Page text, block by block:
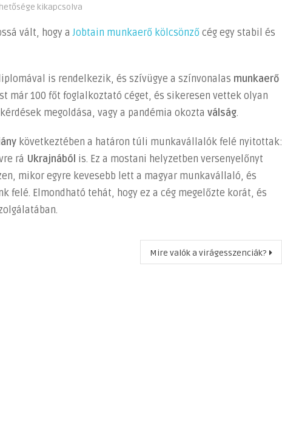
kikapcsolva
vált, hogy aJobtain munkaerő kölcsönző cég egy stabil és
is rendelkezik, és szívügye a színvonalas munkaerő
már 100 főt foglalkoztató céget, és sikeresen vettek olyan
megoldása, vagy a pandémia okozta válság.
következtében a határon túli munkavállalók felé nyitottak:
rá Ukrajnából is. Ez a mostani helyzetben versenyelőnyt
mikor egyre kevesebb lett a magyar munkavállaló, és
felé. Elmondható tehát, hogy ez a cég megelőzte korát, és
Mire valók a virágesszenciák?